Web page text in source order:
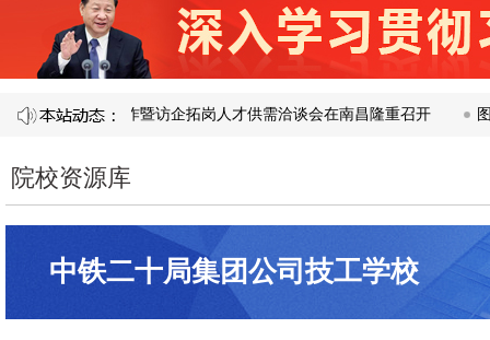
融合校企合作暨访企拓岗人才供需洽谈会在南昌隆重召开​ 图
院校资源库
中铁二十局集团公司技工学校